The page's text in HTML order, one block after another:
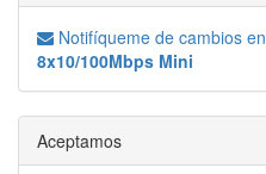
Notifíqueme de cambios en
8x10/100Mbps Mini
Aceptamos